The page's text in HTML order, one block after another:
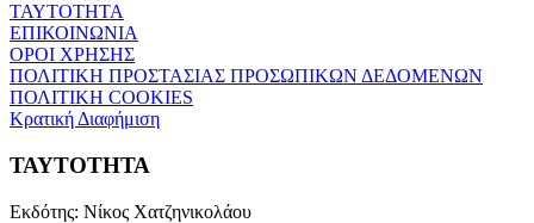
ΤΑΥΤΟΤΗΤΑ
ΕΠΙΚΟΙΝΩΝΙΑ
ΟΡΟΙ ΧΡΗΣΗΣ
ΠΟΛΙΤΙΚΗ ΠΡΟΣΤΑΣΙΑΣ ΠΡΟΣΩΠΙΚΩΝ ΔΕΔΟΜΕΝΩΝ
ΠΟΛΙΤΙΚΗ COOKIES
Κρατική Διαφήμιση
ΤΑΥΤΟΤΗΤΑ
Εκδότης: Νίκος Χατζηνικολάου